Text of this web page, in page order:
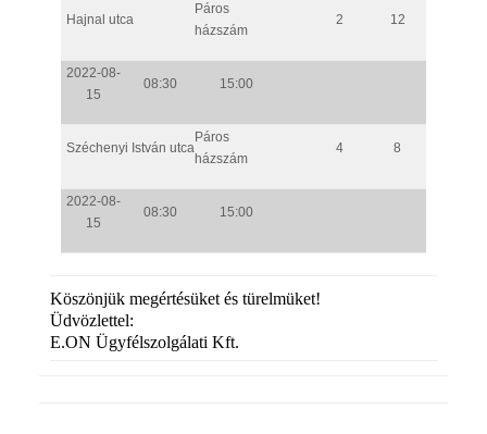
Hajnal utca
Páros
házszám
2 12
2022-08-
15
08:30 15:00
Széchenyi István utca
Páros
házszám
4 8
2022-08-
15
08:30 15:00
Köszönjük megértésüket és türelmüket!
Üdvözlettel:
E.ON Ügyfélszolgálati Kft.